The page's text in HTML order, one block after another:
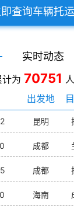
查询车辆托
实时动态
计为 70751
出发地
昆明
成都
成都
海南